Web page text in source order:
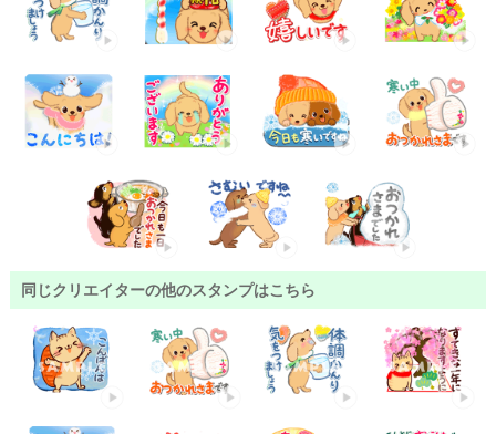
同じクリエイターの他のスタンプはこちら